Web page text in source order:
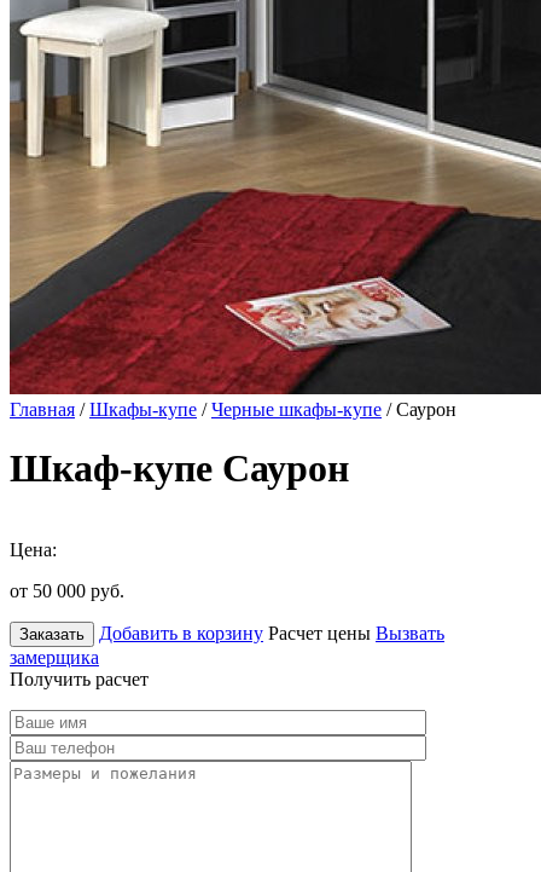
Главная /Шкафы-купе /Черные шкафы-купе / Саурон
Шкаф-купе Саурон
Цена:
от 50 000 руб.
Заказать Добавить в корзину Расчет цены Вызвать
замерщика
Получить расчет